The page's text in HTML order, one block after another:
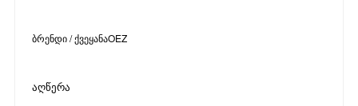
ბრენდი / ქვეყანაOEZ
აღწერა